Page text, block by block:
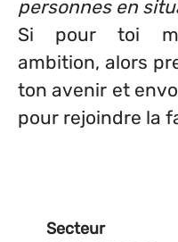
personnes en
Si pour toi
ambition, alors
ton avenir et
pour rejoindre la
Secteur